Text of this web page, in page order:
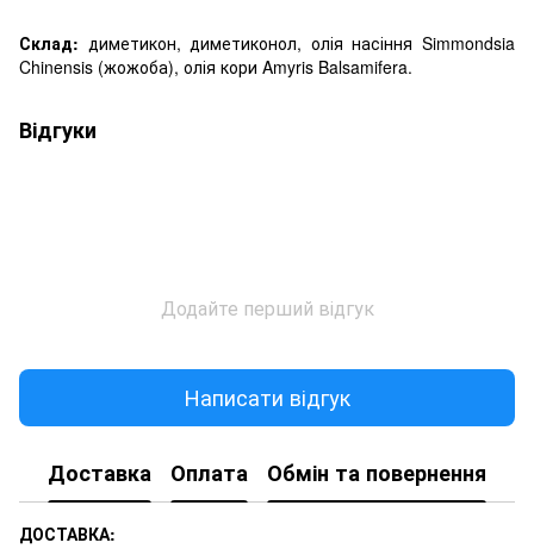
Склад: диметикон, диметиконол, олія насіння Simmondsia
Chinensis (жожоба), олія кори Amyris Balsamifera.
Відгуки
Додайте перший відгук
Написати відгук
Доставка Оплата Обмін та повернення
ДОСТАВКА: